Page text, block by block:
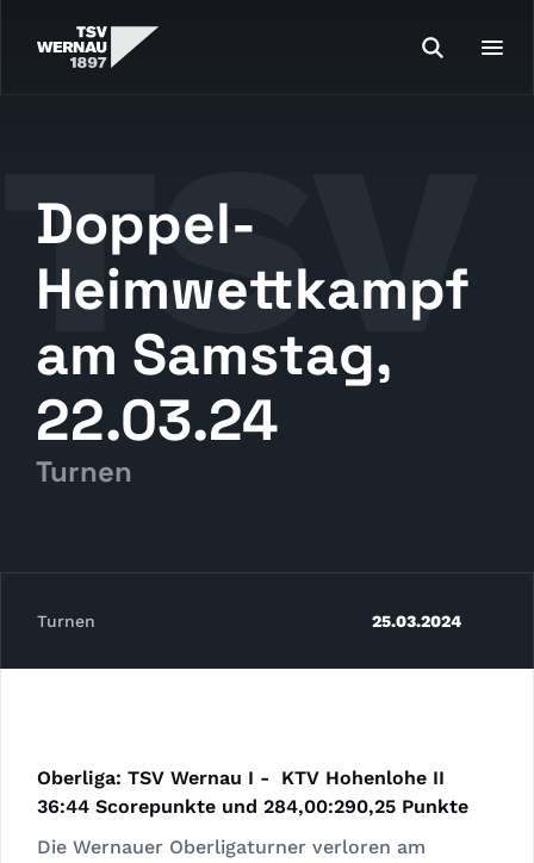
Doppel-
Heimwettkampf
am Samstag,
22.03.24
Turnen
Turnen 25.03.2024
Oberliga: TSV Wernau I - KTV Hohenlohe II
36:44 Scorepunkte und 284,00:290,25 Punkte
Die Wernauer Oberligaturner verloren am